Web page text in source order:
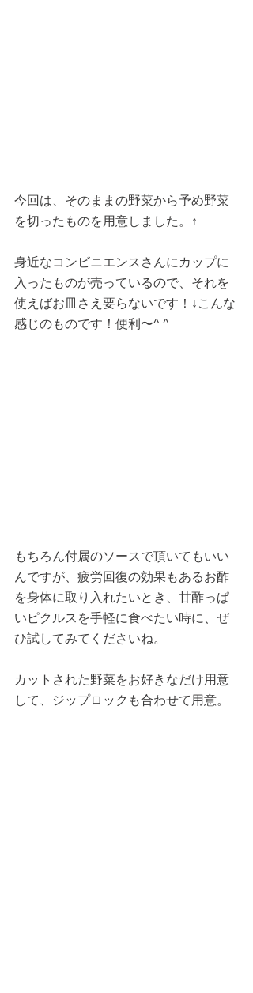
今回は、そのままの野菜から予め野菜
を切ったものを用意しました。↑
身近なコンビニエンスさんにカップに
入ったものが売っているので、それを
使えばお皿さえ要らないです！↓こんな
感じのものです！便利〜^ ^
もちろん付属のソースで頂いてもいい
んですが、疲労回復の効果もあるお酢
を身体に取り入れたいとき、甘酢っぱ
いピクルスを手軽に食べたい時に、ぜ
ひ試してみてくださいね。
カットされた野菜をお好きなだけ用意
して、ジップロックも合わせて用意。